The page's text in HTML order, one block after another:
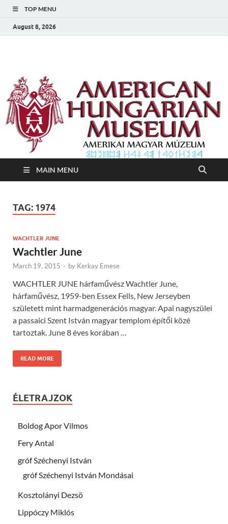
TOP MENU
August 8, 2026
Amerikai Magyar
Múzeum
MAIN MENU
TAG: 1974
WACHTLER JUNE
Wachtler June
March 19, 2015 - by Kerkay Emese
WACHTLER JUNE hárfaművész Wachtler June,
hárfaművész, 1959-ben Essex Fells, New Jerseyben
született mint harmadgenerációs magyar. Apai nagyszülei
a passaici Szent István magyar templom építői közé
tartoztak. June 8 éves korában …
READ MORE
ÉLETRAJZOK
Boldog Apor Vilmos
Fery Antal
gróf Széchenyi István
gróf Széchenyi István Mondásai
Kosztolányi Dezsö
Lippóczy Miklós